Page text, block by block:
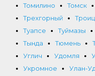
Томилино
Томск
Трехгорный
Туапсе
Туймазы
Тында
Тюмень
Углич
Удомля
Укромное
Улан-